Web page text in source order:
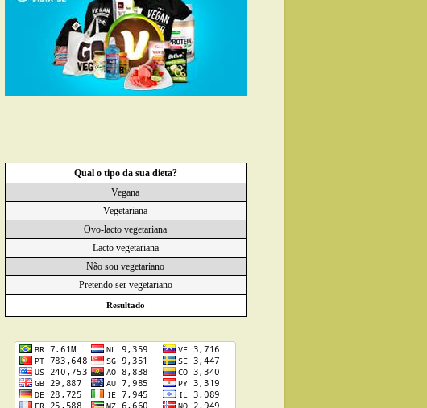
Qual o tipo da sua dieta?
Vegana
Vegetariana
Ovo-lacto vegetariana
Lacto vegetariana
Não sou vegetariano
Pretendo ser vegetariano
Resultado